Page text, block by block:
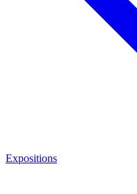
Expositions